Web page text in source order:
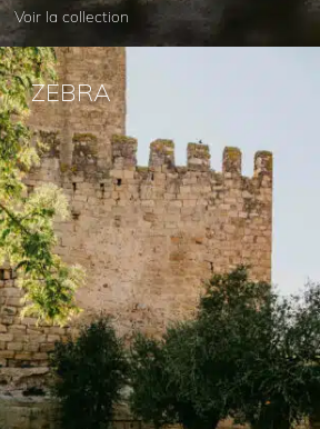
Voir la collection
ZEBRA